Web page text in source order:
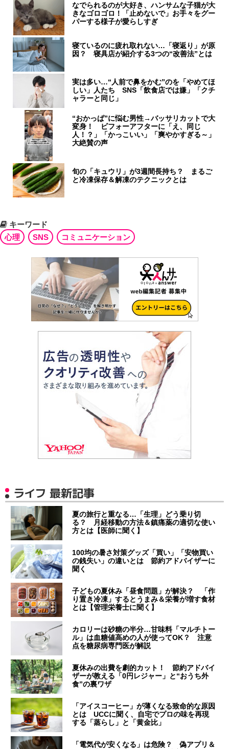
なでられるのが大好き、ハンサムな子猫が大
きなゴロゴロ！「止めないで」お手々をグー
パーする様子が愛らしすぎ
寝ているのに疲れ取れない…「寝返り」が原
因？ 寝具店が紹介する3つの“改善法”とは
実は多い…“人前で鼻をかむ”のを「やめてほ
しい」人たち SNS「飲食店では嫌」「クチ
ャラーと同じ」
“おかっぱ”に悩む男性→バッサリカットで大
変身！ ビフォーアフターに「え、同じ
人！？」「かっこいい」「爽やかすぎる～」
大絶賛の声
旬の「キュウリ」が3週間長持ち？ まるご
と冷凍保存＆解凍のテクニックとは
キーワード
心理
SNS コミュニケーション
ライフ 最新記事
夏の旅行と重なる…「生理」どう乗り切
る？ 月経移動の方法＆鎮痛薬の適切な使い
方とは【医師に聞く】
100均の暑さ対策グッズ「買い」「安物買い
の銭失い」の違いとは 節約アドバイザーに
聞く
子どもの夏休み「昼食問題」が解決？ 「作
り置き冷凍」するとうまみ＆栄養が増す食材
とは【管理栄養士に聞く】
カロリーは砂糖の半分…甘味料「マルチトー
ル」は血糖値高めの人が使ってOK？ 注意
点を糖尿病専門医が解説
夏休みの出費を劇的カット！ 節約アドバイ
ザーが教える「0円レジャー」と“おうち外
食”の裏ワザ
「アイスコーヒー」が薄くなる致命的な原因
とは UCCに聞く、自宅でプロの味を再現
する「蒸らし」と「黄金比」
「電気代が安くなる」は危険？ 偽アプリ＆